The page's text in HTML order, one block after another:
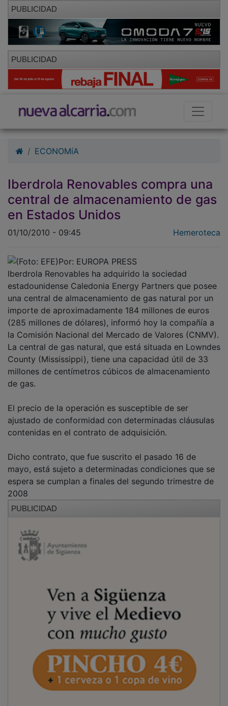
PUBLICIDAD
PUBLICIDAD
ECONOMíA
Iberdrola Renovables compra una
central de almacenamiento de gas
en Estados Unidos
01/10/2010 - 09:45 Hemeroteca
Por: EUROPA PRESS
Iberdrola Renovables ha adquirido la sociedad
estadounidense Caledonia Energy Partners que posee
una central de almacenamiento de gas natural por un
importe de aproximadamente 184 millones de euros
(285 millones de dólares), informó hoy la compañía a
la Comisión Nacional del Mercado de Valores (CNMV).
La central de gas natural, que está situada en Lowndes
County (Mississippi), tiene una capacidad útil de 33
millones de centímetros cúbicos de almacenamiento
de gas.
El precio de la operación es susceptible de ser
ajustado de conformidad con determinadas cláusulas
contenidas en el contrato de adquisición.
Dicho contrato, que fue suscrito el pasado 16 de
mayo, está sujeto a determinadas condiciones que se
espera se cumplan a finales del segundo trimestre de
2008
PUBLICIDAD